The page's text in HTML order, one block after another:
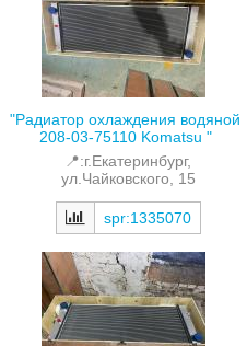
"Радиатор охлаждения водяной
208-03-75110 Komatsu "
📍:г.Екатеринбург,
ул.Чайковского, 15
spr:1335070